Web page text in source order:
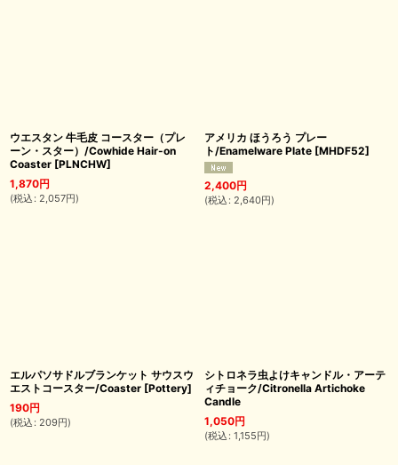
ウエスタン 牛毛皮 コースター（プレ
ーン・スター）/Cowhide Hair-on
Coaster [PLNCHW]
1,870円
(税込 : 2,057円)
アメリカ ほうろう プレー
ト/Enamelware Plate [MHDF52]
2,400円
(税込 : 2,640円)
エルパソサドルブランケット サウスウ
エストコースター/Coaster [Pottery]
190円
(税込 : 209円)
シトロネラ虫よけキャンドル・アーテ
ィチョーク/Citronella Artichoke
Candle
1,050円
(税込 : 1,155円)